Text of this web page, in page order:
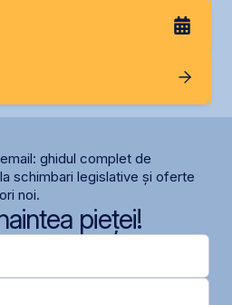
ghidul complet de
schimbari legislative și oferte
noi.
pieței!